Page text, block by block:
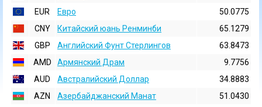
EUR
Евро
50.0775
CNY
Китайский юань Ренминби
65.1279
GBP
Английский Фунт Стерлингов
63.8473
AMD
Армянский Драм
9.7756
AUD
Австралийский Доллар
34.8883
AZN
Азербайджанский Манат
51.0430